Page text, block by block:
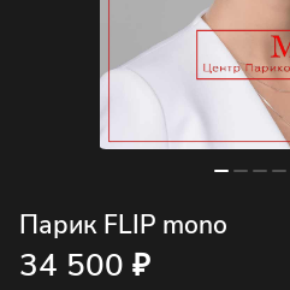
Парик FLIP mono
34 500 ₽